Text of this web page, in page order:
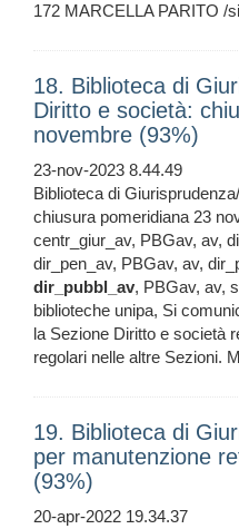
172 MARCELLA PARITO /
18. Biblioteca di
Diritto e società:
novembre (93%)
23-nov-2023 8.44.49
Biblioteca di
chiusura pomeridiana 23
centr_giur_av, PBGav, av,
dir_pen_av, PBGav, av,
dir_pubbl_av, PBGav, av,
biblioteche unipa, Si
la Sezione Diritto e società
regolari nelle altre Sezioni.
19. Biblioteca di
per manutenzione
(93%)
20-apr-2022 19.34.37